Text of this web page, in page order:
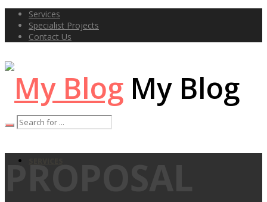
Services
Specialist Projects
Contact Us
My Blog
PROPOSAL